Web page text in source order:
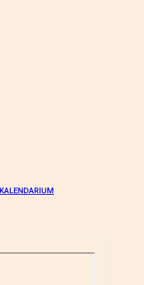
KALENDARIUM